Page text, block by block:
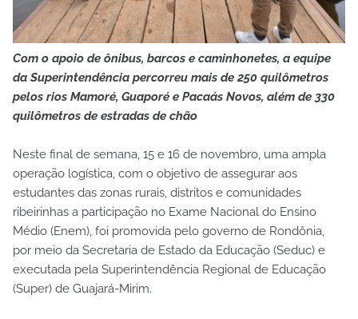
Com o apoio de ônibus, barcos e caminhonetes, a equipe
da Superintendência percorreu mais de 250 quilômetros
pelos rios Mamoré, Guaporé e Pacaás Novos, além de 330
quilômetros de estradas de chão
Neste final de semana, 15 e 16 de novembro, uma ampla
operação logística, com o objetivo de assegurar aos
estudantes das zonas rurais, distritos e comunidades
ribeirinhas a participação no Exame Nacional do Ensino
Médio (Enem), foi promovida pelo governo de Rondônia,
por meio da Secretaria de Estado da Educação (Seduc) e
executada pela Superintendência Regional de Educação
(Super) de Guajará-Mirim.